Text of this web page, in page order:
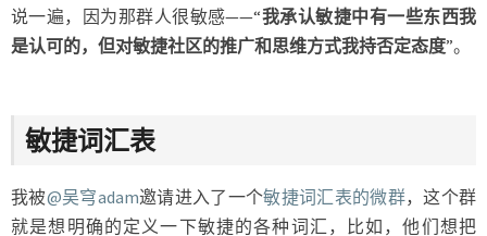
说一遍，因为那群人很敏感——“我承认敏捷中有一些东西我
是认可的，但对敏捷社区的推广和思维方式我持否定态度”。
敏捷词汇表
我被@吴穹adam邀请进入了一个敏捷词汇表的微群，这个群
就是想明确的定义一下敏捷的各种词汇，比如，他们想把